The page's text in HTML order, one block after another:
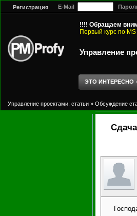
Регистрация E-Mail
!!!! Обращаем
Первый курс по
Управление
ЭТО ИНТЕРЕСНО
Управление проектами: статьи » Обсуждение